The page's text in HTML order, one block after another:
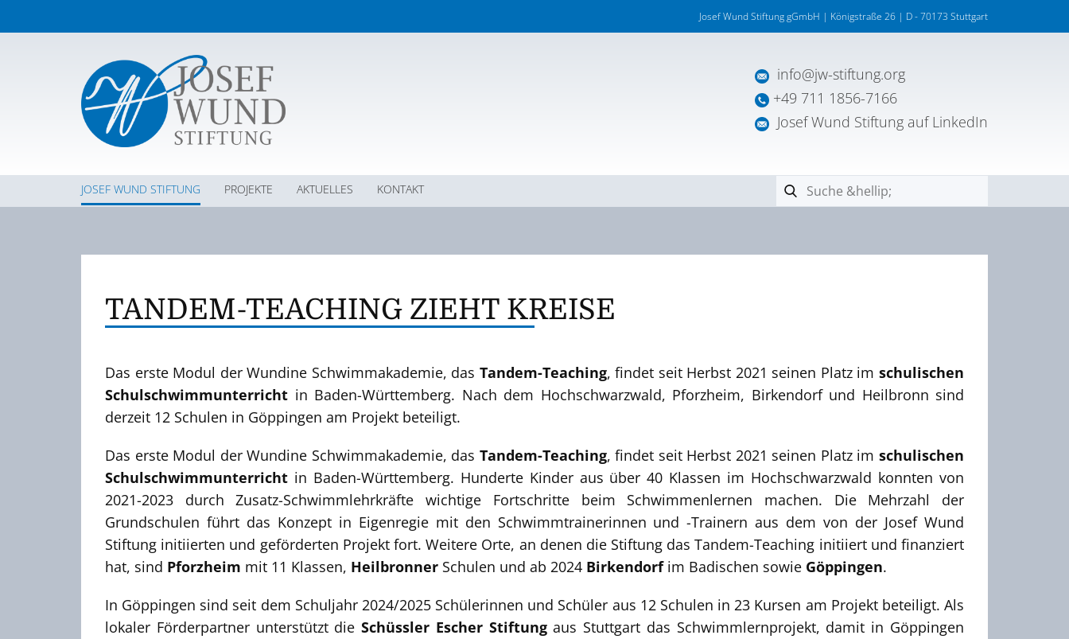
Josef Wund Stiftung gGmbH | Königstraße 26 | D - 70173 Stuttgart
info@jw-stiftung.org
+49 711 1856-7166
Josef Wund Stiftung auf LinkedIn
JOSEF WUND STIFTUNG PROJEKTE AKTUELLES KONTAKT
TANDEM-TEACHING ZIEHT KREISE
Das erste Modul der Wundine Schwimmakademie, das Tandem-Teaching, findet seit Herbst 2021 seinen Platz imschulischen
Schulschwimmunterricht in Baden-Württemberg. Nach dem Hochschwarzwald, Pforzheim, Birkendorf und Heilbronn sind
derzeit 12 Schulen in Göppingen am Projekt beteiligt.
Das erste Modul der Wundine Schwimmakademie, das Tandem-Teaching, findet seit Herbst 2021 seinen Platz imschulischen
Schulschwimmunterricht in Baden-Württemberg. Hunderte Kinder aus über 40 Klassen im Hochschwarzwald konnten von
2021-2023 durch Zusatz-Schwimmlehrkräfte wichtige Fortschritte beim Schwimmenlernen machen. Die Mehrzahl der
Grundschulen führt das Konzept in Eigenregie mit den Schwimmtrainerinnen und -Trainern aus dem von der Josef Wund
Stiftung initiierten und geförderten Projekt fort. Weitere Orte, an denen die Stiftung das Tandem-Teaching initiiert und finanziert
hat, sind Pforzheim mit 11 Klassen, Heilbronner Schulen und ab 2024 Birkendorfim Badischen sowie Göppingen.
In Göppingen sind seit dem Schuljahr 2024/2025 Schülerinnen und Schüler aus 12 Schulen in 23 Kursen am Projekt beteiligt. Als
lokaler Förderpartner unterstützt dieSchüssler Escher Stiftungaus Stuttgart das Schwimmlernprojekt, damit in Göppingen